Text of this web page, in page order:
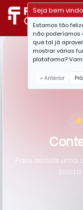
Para assistir
basta
Seja bem
Estamos tão
não poderíamos
que tal já
mostrar várias
plataforma?
« Anterior